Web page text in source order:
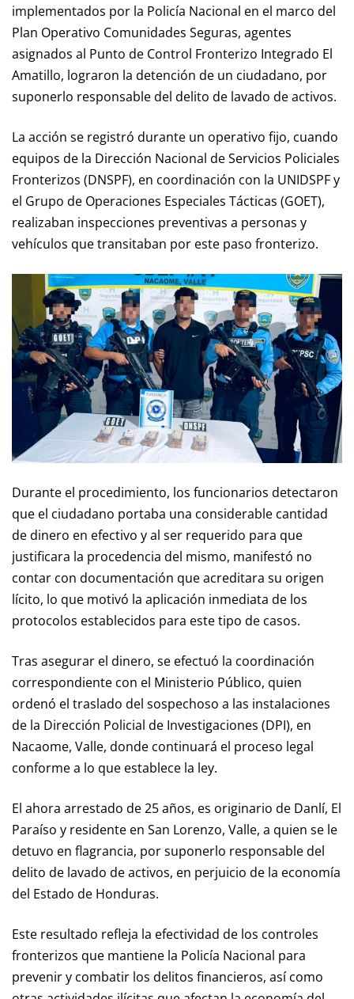
implementados por la Policía Nacional en el marco del
Plan Operativo Comunidades Seguras, agentes
asignados al Punto de Control Fronterizo Integrado El
Amatillo, lograron la detención de un ciudadano, por
suponerlo responsable del delito de lavado de activos.
La acción se registró durante un operativo fijo, cuando
equipos de la Dirección Nacional de Servicios Policiales
Fronterizos (DNSPF), en coordinación con la UNIDSPF y
el Grupo de Operaciones Especiales Tácticas (GOET),
realizaban inspecciones preventivas a personas y
vehículos que transitaban por este paso fronterizo.
Durante el procedimiento, los funcionarios detectaron
que el ciudadano portaba una considerable cantidad
de dinero en efectivo y al ser requerido para que
justificara la procedencia del mismo, manifestó no
contar con documentación que acreditara su origen
lícito, lo que motivó la aplicación inmediata de los
protocolos establecidos para este tipo de casos.
Tras asegurar el dinero, se efectuó la coordinación
correspondiente con el Ministerio Público, quien
ordenó el traslado del sospechoso a las instalaciones
de la Dirección Policial de Investigaciones (DPI), en
Nacaome, Valle, donde continuará el proceso legal
conforme a lo que establece la ley.
El ahora arrestado de 25 años, es originario de Danlí, El
Paraíso y residente en San Lorenzo, Valle, a quien se le
detuvo en flagrancia, por suponerlo responsable del
delito de lavado de activos, en perjuicio de la economía
del Estado de Honduras.
Este resultado refleja la efectividad de los controles
fronterizos que mantiene la Policía Nacional para
prevenir y combatir los delitos financieros, así como